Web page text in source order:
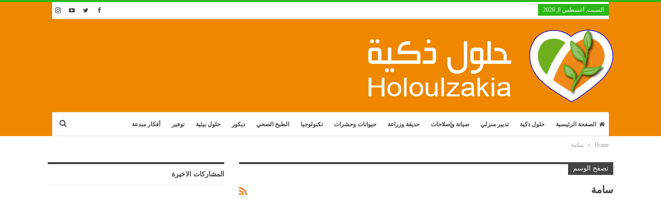
السبت, أغسطس 8, 2026
الصفحة الرئيسية حلول ذكية تدبير منزلي صيانة وإصلاحات حديقة وزراعة حيوانات وحشرات تكنولوجيا الطبخ الصحي ديكور حلول بيئية توفير أفكار مبدعة
Home سامة
تصفح الوسم
سامة
المشاركات الاخيرة